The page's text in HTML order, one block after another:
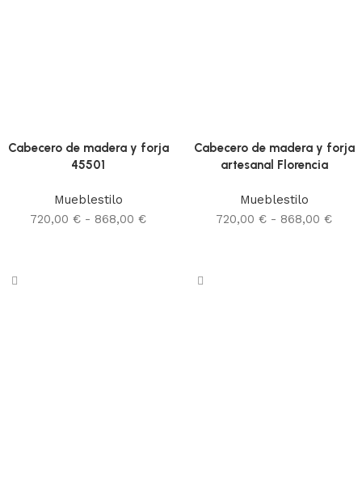
Cabecero de madera y forja
45501
Mueblestilo
720,00 € - 868,00 €
Cabecero de madera y forja
artesanal Florencia
Mueblestilo
720,00 € - 868,00 €